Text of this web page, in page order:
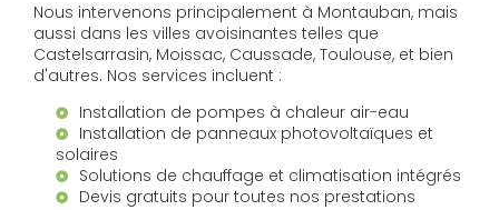
Nous intervenons principalement à Montauban, mais
aussi dans les villes avoisinantes telles que
Castelsarrasin, Moissac, Caussade, Toulouse, et bien
d'autres. Nos services incluent :
Installation de pompes à chaleur air-eau
Installation de panneaux photovoltaïques et
solaires
Solutions de chauffage et climatisation intégrés
Devis gratuits pour toutes nos prestations